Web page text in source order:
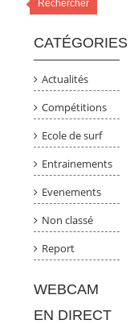
Rechercher
CATÉGORIES
Actualités
Compétitions
Ecole de surf
Entrainements
Evenements
Non classé
Report
WEBCAM
EN DIRECT